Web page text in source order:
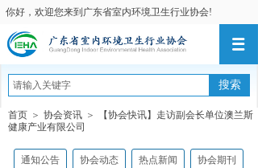
你好，欢迎您来到广东省室内环境卫生行业协会!
搜索
首页 ＞ 协会资讯 ＞
【协会快讯】走访副会长单位澳兰斯
健康产业有限公司
通知公告 协会动态 热点新闻 协会期刊